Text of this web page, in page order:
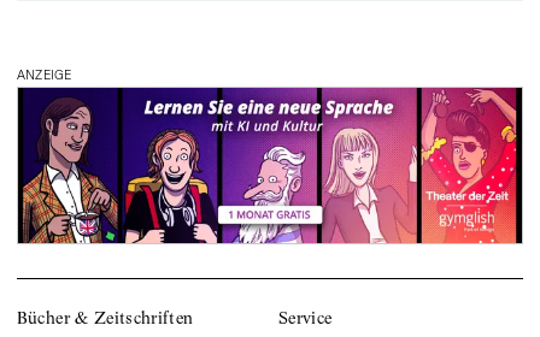
ANZEIGE
Bücher & Zeitschriften Service